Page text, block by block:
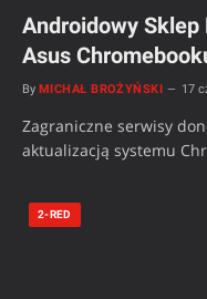
Androidowy Sklep
Asus
By MICHAŁ BROŻYŃSKI 17
Zagraniczne serwisy
aktualizacją systemu
2-RED